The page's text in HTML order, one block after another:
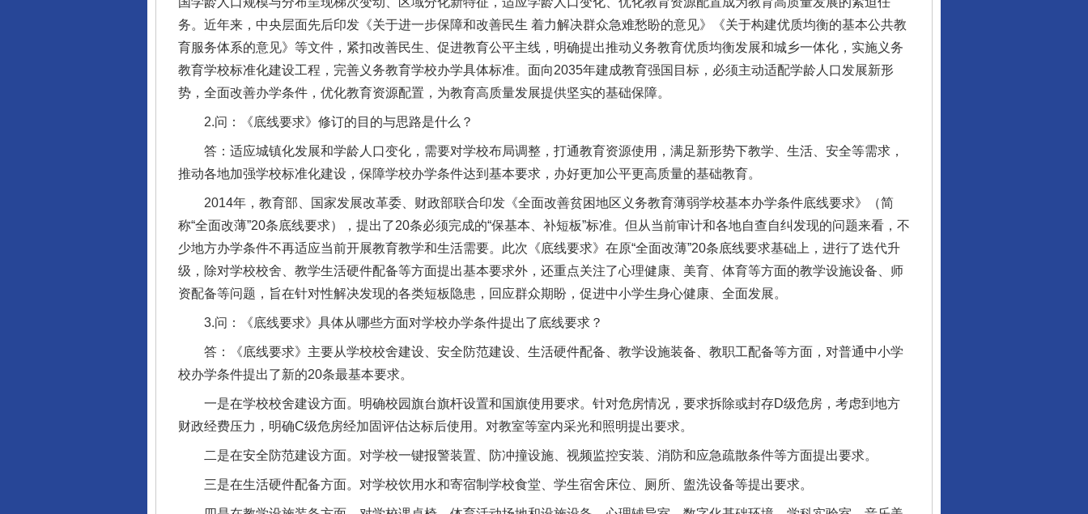
务。近年来，中央层面先后印发《关于进一步保障和改善民生 着力解决群众急难愁盼的意见》《关于构建优质均衡的基本公共教
育服务体系的意见》等文件，紧扣改善民生、促进教育公平主线，明确提出推动义务教育优质均衡发展和城乡一体化，实施义务
教育学校标准化建设工程，完善义务教育学校办学具体标准。面向2035年建成教育强国目标，必须主动适配学龄人口发展新形
势，全面改善办学条件，优化教育资源配置，为教育高质量发展提供坚实的基础保障。
2.问：《底线要求》修订的目的与思路是什么？
答：适应城镇化发展和学龄人口变化，需要对学校布局调整，打通教育资源使用，满足新形势下教学、生活、安全等需求，
推动各地加强学校标准化建设，保障学校办学条件达到基本要求，办好更加公平更高质量的基础教育。
2014年，教育部、国家发展改革委、财政部联合印发《全面改善贫困地区义务教育薄弱学校基本办学条件底线要求》（简
称“全面改薄”20条底线要求），提出了20条必须完成的“保基本、补短板”标准。但从当前审计和各地自查自纠发现的问题来看，不
少地方办学条件不再适应当前开展教育教学和生活需要。此次《底线要求》在原“全面改薄”20条底线要求基础上，进行了迭代升
级，除对学校校舍、教学生活硬件配备等方面提出基本要求外，还重点关注了心理健康、美育、体育等方面的教学设施设备、师
资配备等问题，旨在针对性解决发现的各类短板隐患，回应群众期盼，促进中小学生身心健康、全面发展。
3.问：《底线要求》具体从哪些方面对学校办学条件提出了底线要求？
答：《底线要求》主要从学校校舍建设、安全防范建设、生活硬件配备、教学设施装备、教职工配备等方面，对普通中小学
校办学条件提出了新的20条最基本要求。
一是在学校校舍建设方面。明确校园旗台旗杆设置和国旗使用要求。针对危房情况，要求拆除或封存D级危房，考虑到地方
财政经费压力，明确C级危房经加固评估达标后使用。对教室等室内采光和照明提出要求。
二是在安全防范建设方面。对学校一键报警装置、防冲撞设施、视频监控安装、消防和应急疏散条件等方面提出要求。
三是在生活硬件配备方面。对学校饮用水和寄宿制学校食堂、学生宿舍床位、厕所、盥洗设备等提出要求。
完善运行机制助力责任有效落实 一纸欠条伤亲情 巡回调解促和解.. 行业协会接连发公告